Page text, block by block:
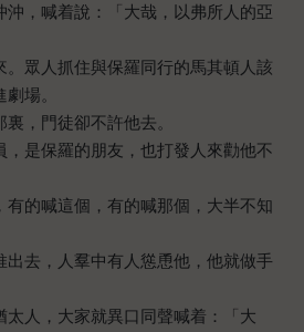
沖，喊着說：「大哉，以弗所人的亞
。眾人抓住與保羅同行的馬其頓人該
場。
，門徒卻不許他去。
，是保羅的朋友，也打發人來勸他不
有的喊這個，有的喊那個，大半不知
出去，人羣中有人慫恿他，他就做手
太人，大家就異口同聲喊着：「大